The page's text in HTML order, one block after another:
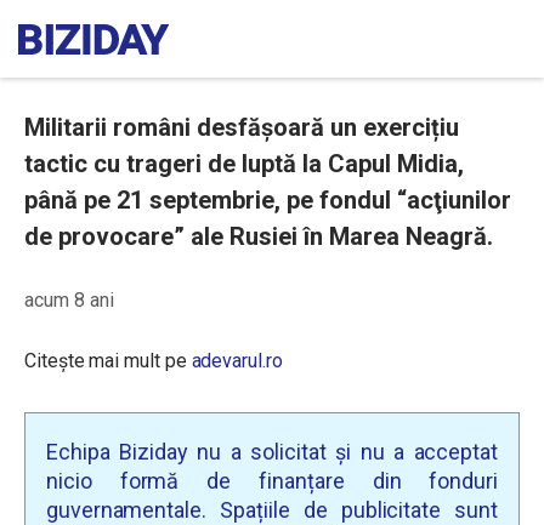
Militarii români desfășoară un exercițiu
tactic cu trageri de luptă la Capul Midia,
până pe 21 septembrie, pe fondul “acţiunilor
de provocare” ale Rusiei în Marea Neagră.
acum 8 ani
Citește mai mult pe adevarul.ro
Echipa Biziday nu a solicitat și nu a acceptat
nicio formă de finanțare din fonduri
guvernamentale. Spațiile de publicitate sunt